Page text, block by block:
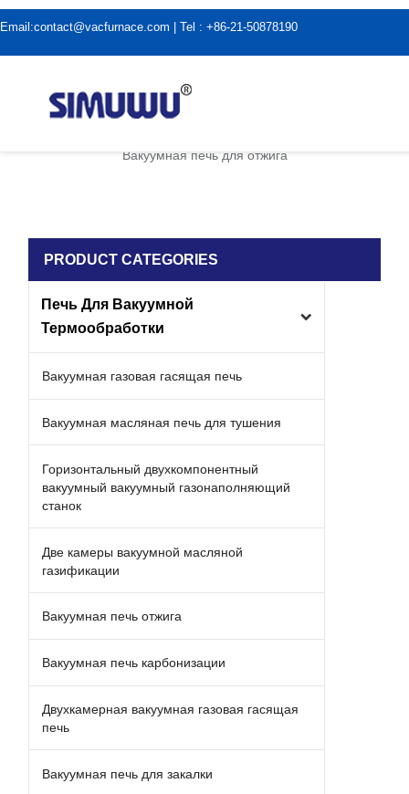
Email:contact@vacfurnace.com | Tel : +86-21-50878190
Вакуумная печь для отжига
PRODUCT CATEGORIES
Печь Для Вакуумной
Термообработки
Вакуумная газовая гасящая печь
Вакуумная масляная печь для тушения
Горизонтальный двухкомпонентный
вакуумный вакуумный газонаполняющий
станок
Две камеры вакуумной масляной
газификации
Вакуумная печь отжига
Вакуумная печь карбонизации
Двухкамерная вакуумная газовая гасящая
печь
Вакуумная печь для закалки